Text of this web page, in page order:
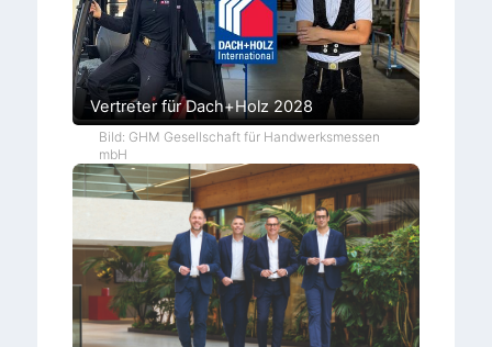
Vertreter für Dach+Holz 2028
Bild: GHM Gesellschaft für Handwerksmessen
mbH